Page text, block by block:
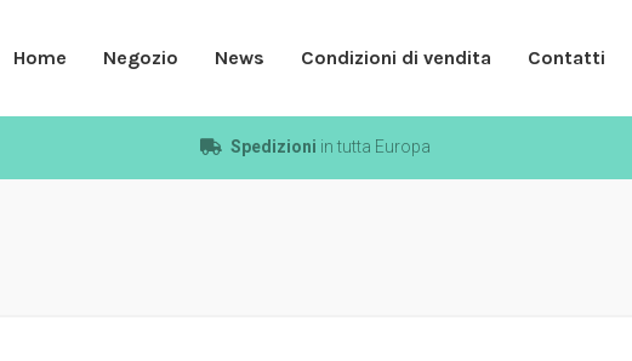
Home Negozio News Condizioni di vendita Contatti
Spedizioni in tutta Europa